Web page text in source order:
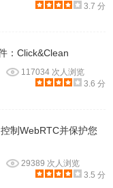
3.7 分
：Click&Clean
117034 次人浏览
3.6 分
制WebRTC并保护您
29389 次人浏览
3.5 分